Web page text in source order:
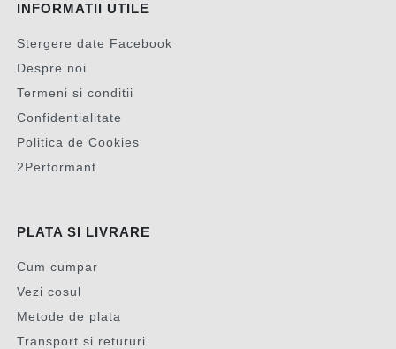
INFORMATII UTILE
Stergere date Facebook
Despre noi
Termeni si conditii
Confidentialitate
Politica de Cookies
2Performant
PLATA SI LIVRARE
Cum cumpar
Vezi cosul
Metode de plata
Transport si retururi